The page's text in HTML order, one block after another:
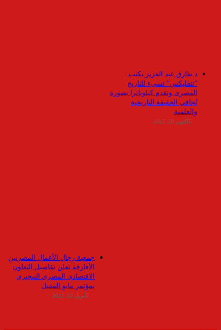
د.طارق عبد العزيز يكتب :
“نتفليكس” تسىء للتاريخ
المصرى وتقدم كيلوباترا بصورة
تُجافي الحقيقة التاريخية
والعلمية
أكتوبر 20, 2025
جمعية رجال الأعمال المصريين
الأفارقة تعلن تفاصيل التعاون
الاقتصادي المصري النيجيري
بمؤتمر مايو المقبل
أبريل 12, 2022